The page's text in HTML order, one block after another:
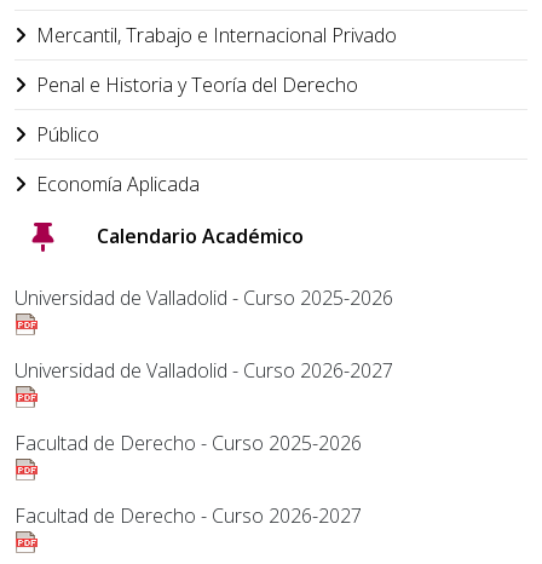
Mercantil, Trabajo e Internacional Privado
Penal e Historia y Teoría del Derecho
Público
Economía Aplicada
Calendario Académico
Universidad de Valladolid - Curso 2025-2026
Universidad de Valladolid - Curso 2026-2027
Facultad de Derecho - Curso 2025-2026
Facultad de Derecho - Curso 2026-2027